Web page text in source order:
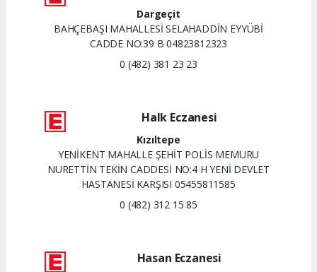
Dargeçit
BAHÇEBAŞI MAHALLESİ SELAHADDİN EYYÜBİ
CADDE NO:39 B 04823812323
0 (482) 381 23 23
Halk Eczanesi
Kızıltepe
YENİKENT MAHALLE ŞEHİT POLİS MEMURU
NURETTİN TEKİN CADDESİ NO:4 H YENİ DEVLET
HASTANESİ KARŞISI 05455811585
0 (482) 312 15 85
Hasan Eczanesi